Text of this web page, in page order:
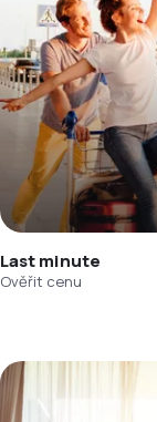
Last minute
Ověřit cenu